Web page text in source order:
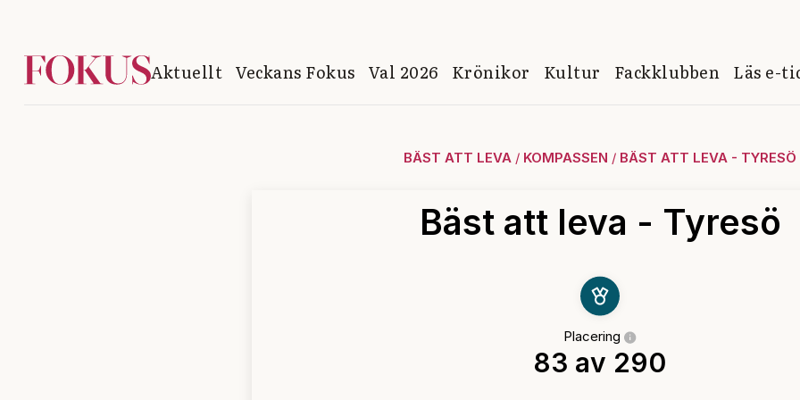
Aktuellt Veckans Fokus Val 2026 Krönikor Kultur Fackklubben Läs e-
BÄST ATT LEVA / KOMPASSEN / BÄST ATT LEVA - TYRESÖ
Bäst att leva - Tyresö
Placering
83 av 290